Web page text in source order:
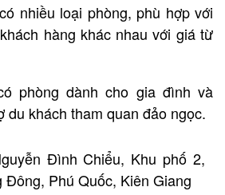
nhiều loại phòng, phù hợp với
hàng khác nhau với giá từ
phòng dành cho gia đình và
du khách tham quan đảo ngọc.
Đình Chiểu, Khu phố 2,
Đông, Phú Quốc, Kiên Giang